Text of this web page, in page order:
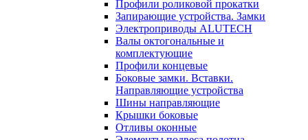
Профили роликовой прокатки
Запирающие устройства. Замки
Электроприводы ALUTECH
Валы октогональные и
комплектующие
Профили концевые
Боковые замки. Вставки.
Направляющие устройства
Шины направляющие
Крышки боковые
Отливы оконные